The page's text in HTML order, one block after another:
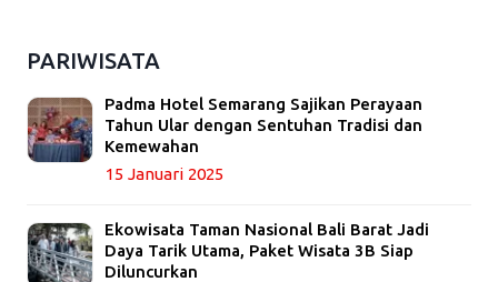
PARIWISATA
Padma Hotel Semarang Sajikan Perayaan
Tahun Ular dengan Sentuhan Tradisi dan
Kemewahan
15 Januari 2025
Ekowisata Taman Nasional Bali Barat Jadi
Daya Tarik Utama, Paket Wisata 3B Siap
Diluncurkan